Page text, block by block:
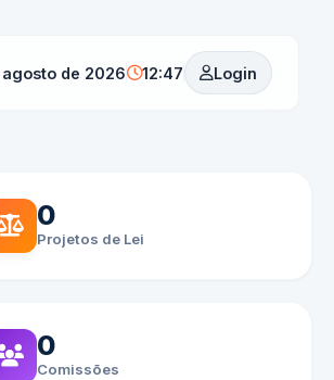
de 2026 12:47 Login
0
Projetos de Lei
0
Comissões